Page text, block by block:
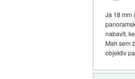
Ja 18 mm
nabavit,
Mah sem
objektiv